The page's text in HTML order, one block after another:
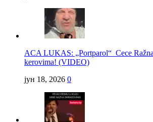
ACA LUKAS: „Portparol“ Cece
kerovima! (VIDEO)
јун 18, 2026 0